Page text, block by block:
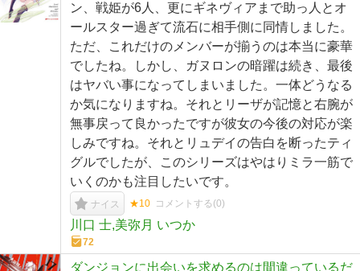
ン、戦姫が6人、更にギネヴィアまで助っ人とオ
ールスター過ぎて流石に相手側に同情しました。
ただ、これだけのメンバーが揃うのは本当に豪華
でしたね。しかし、ガヌロンの暗躍は続き、最後
はヤバい事になってしまいました。一体どうなる
か気になりますね。それとリーザが記憶と右腕が
無事戻って良かったですが彼女の今後の対応が楽
しみですね。それとリュデイの告白を断ったティ
グルでしたが、このシリーズはやはりミラ一筋で
いくのかも注目したいです。
ナイス ★10 コメントする(0)
川口 士,美弥月 いつか
72
ダンジョンに出会いを求めるのは間違っているだ